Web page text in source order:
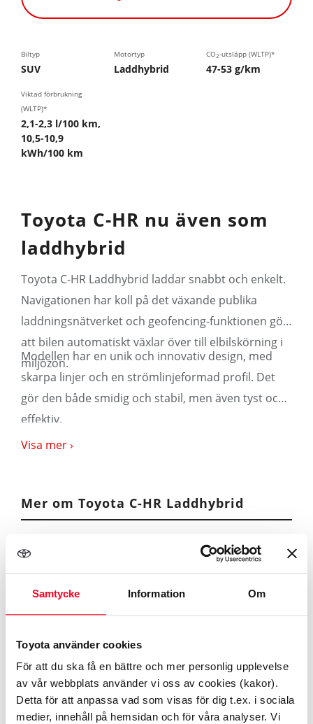
Samtycke Information Om
Toyota använder cookies
För att du ska få en bättre och mer personlig upplevelse
av vår webbplats använder vi oss av cookies (kakor).
Detta för att anpassa vad som visas för dig t.ex. i sociala
medier, innehåll på hemsidan och för våra analyser. Vi
Biltyp
SUV
Motortyp
Laddhybrid
CO2-utsläpp (WLTP)*
47-53 g/km
Viktad förbrukning
(WLTP)*
2,1-2,3 l/100 km,
10,5-10,9
kWh/100 km
Toyota C-HR nu även som
laddhybrid
Toyota C-HR Laddhybrid laddar snabbt och enkelt.
Navigationen har koll på det växande publika
laddningsnätverket och geofencing-funktionen gör
att bilen automatiskt växlar över till elbilskörning i
miljözon.
Modellen har en unik och innovativ design, med
skarpa linjer och en strömlinjeformad profil. Det
gör den både smidig och stabil, men även tyst och
effektiv.
Visa mer ›
Mer om Toyota C-HR Laddhybrid
Se specifikationer ›
Kampanj på Toyota C-HR ›
Begagnade Toyota C-HR ›
Se mer på Toyota.se
Toyota C-HR Laddhybrid